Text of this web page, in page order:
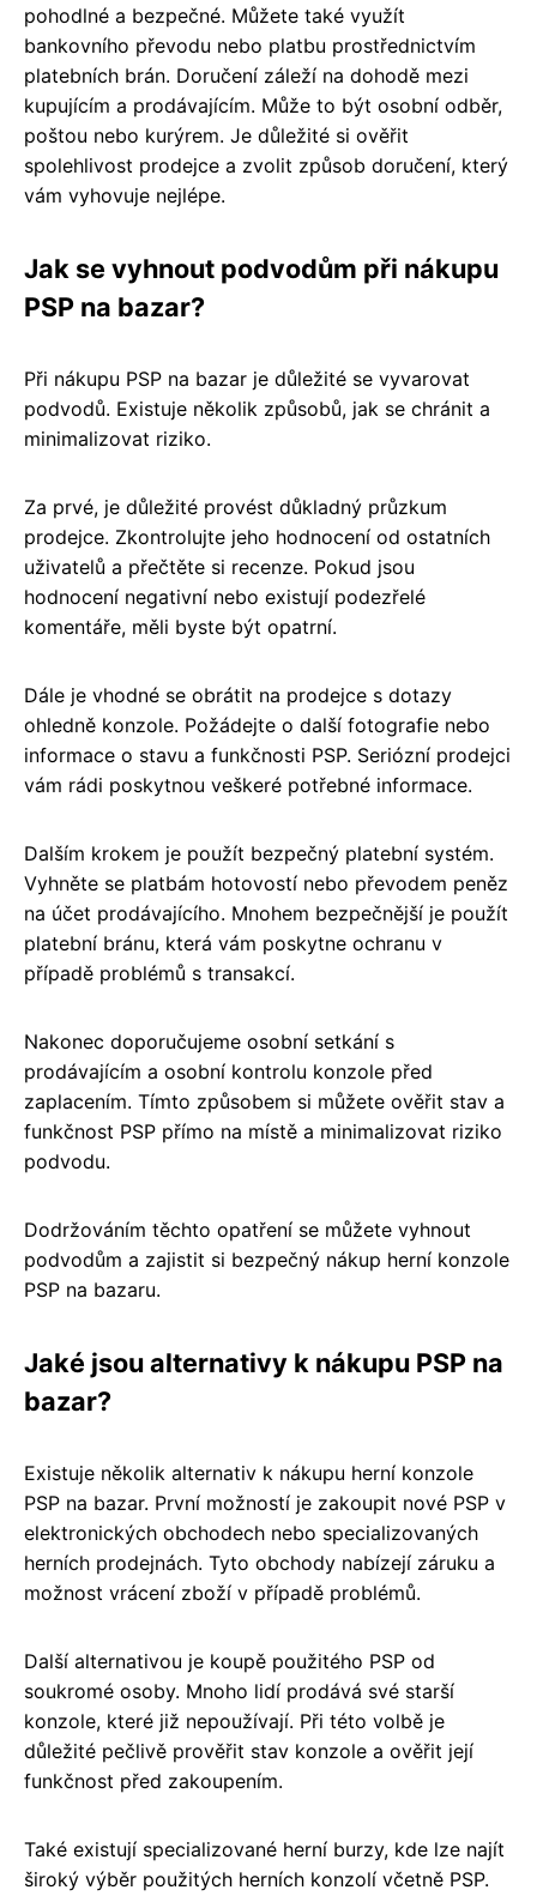
pohodlné a bezpečné. Můžete také využít
bankovního převodu nebo platbu prostřednictvím
platebních brán. Doručení záleží na dohodě mezi
kupujícím a prodávajícím. Může to být osobní odběr,
poštou nebo kurýrem. Je důležité si ověřit
spolehlivost prodejce a zvolit způsob doručení, který
vám vyhovuje nejlépe.
Jak se vyhnout podvodům při nákupu
PSP na bazar?
Při nákupu PSP na bazar je důležité se vyvarovat
podvodů. Existuje několik způsobů, jak se chránit a
minimalizovat riziko.
Za prvé, je důležité provést důkladný průzkum
prodejce. Zkontrolujte jeho hodnocení od ostatních
uživatelů a přečtěte si recenze. Pokud jsou
hodnocení negativní nebo existují podezřelé
komentáře, měli byste být opatrní.
Dále je vhodné se obrátit na prodejce s dotazy
ohledně konzole. Požádejte o další fotografie nebo
informace o stavu a funkčnosti PSP. Seriózní prodejci
vám rádi poskytnou veškeré potřebné informace.
Dalším krokem je použít bezpečný platební systém.
Vyhněte se platbám hotovostí nebo převodem peněz
na účet prodávajícího. Mnohem bezpečnější je použít
platební bránu, která vám poskytne ochranu v
případě problémů s transakcí.
Nakonec doporučujeme osobní setkání s
prodávajícím a osobní kontrolu konzole před
zaplacením. Tímto způsobem si můžete ověřit stav a
funkčnost PSP přímo na místě a minimalizovat riziko
podvodu.
Dodržováním těchto opatření se můžete vyhnout
podvodům a zajistit si bezpečný nákup herní konzole
PSP na bazaru.
Jaké jsou alternativy k nákupu PSP na
bazar?
Existuje několik alternativ k nákupu herní konzole
PSP na bazar. První možností je zakoupit nové PSP v
elektronických obchodech nebo specializovaných
herních prodejnách. Tyto obchody nabízejí záruku a
možnost vrácení zboží v případě problémů.
Další alternativou je koupě použitého PSP od
soukromé osoby. Mnoho lidí prodává své starší
konzole, které již nepoužívají. Při této volbě je
důležité pečlivě prověřit stav konzole a ověřit její
funkčnost před zakoupením.
Také existují specializované herní burzy, kde lze najít
široký výběr použitých herních konzolí včetně PSP.